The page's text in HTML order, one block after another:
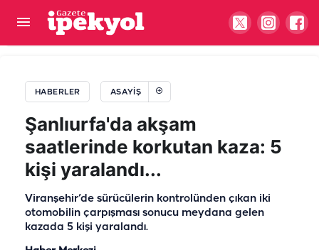
HABERLER ASAYIŞ
Şanlıurfa'da akşam
saatlerinde korkutan kaza: 5
kişi yaralandı...
Viranşehir’de sürücülerin kontrolünden çıkan iki
otomobilin çarpışması sonucu meydana gelen
kazada 5 kişi yaralandı.
Şanlıurfa’da tek taraflı kazada araç araziye